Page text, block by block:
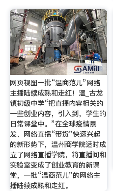
网页视图一批“温商范儿”网络
主播陆续成熟和走红！温_古龙
镇初级中学“把直播内容相关的
一些创业内容，引入到，学生的
日常课堂中。”在全球疫情暴
发、网络直播“带货”快速兴起
的新形势下，温州商学院适时成
立了网络直播学院，将直播间和
实验室变成了创业教育的新课
堂，一批“温商范儿”的网络主
播陆续成熟和走红。